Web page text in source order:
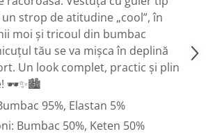
strop de atitudine „cool”, în
moi și tricoul din bumbac
tău se va mișca în deplină
Un look complet, practic și plin
🕶️✨🏙️
95%, Elastan 5%
Bumbac 50%, Keten 50%